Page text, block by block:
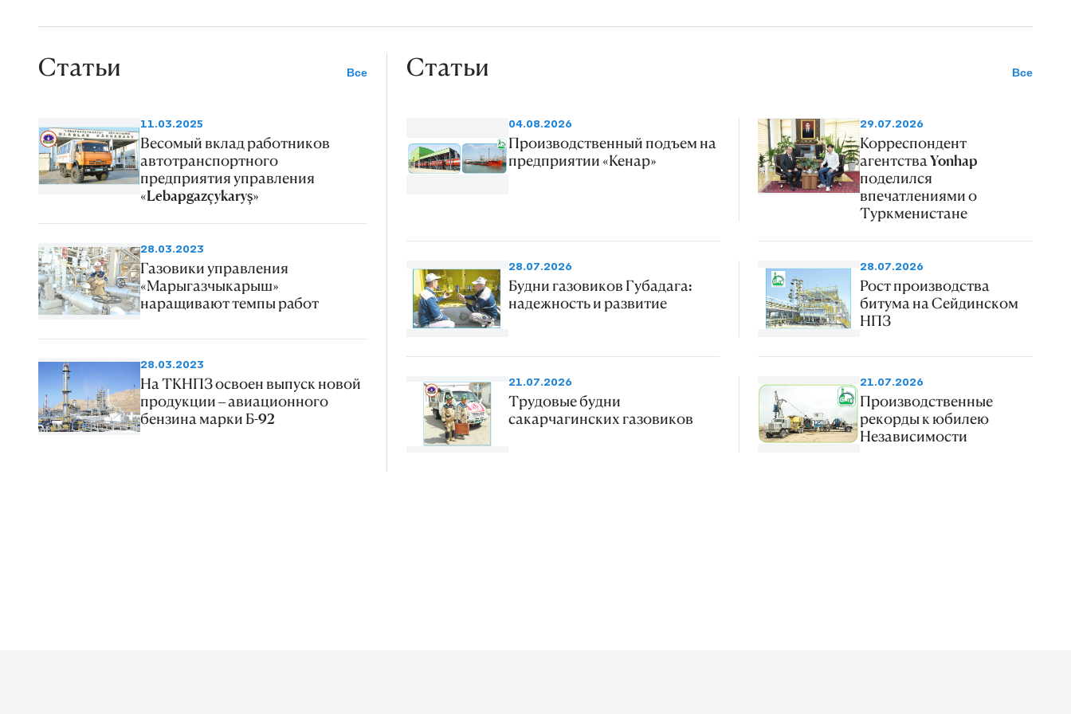
Статьи Все
11.03.2025
Весомый вклад работников
автотранспортного
предприятия управления
«Lebapgazçykaryş»
28.03.2023
Газовики управления
«Марыгазчыкарыш»
наращивают темпы работ
28.03.2023
На ТКНПЗ освоен выпуск новой
продукции – авиационного
бензина марки Б-92
Статьи Все
04.08.2026
Производственный подъем на
предприятии «Кенар»
29.07.2026
Корреспондент
агентства Yonhap
поделился
впечатлениями о
Туркменистане
28.07.2026
Будни газовиков Губадага:
надежность и развитие
28.07.2026
Рост производства
битума на Сейдинском
НПЗ
21.07.2026
Трудовые будни
сакарчагинских газовиков
21.07.2026
Производственные
рекорды к юбилею
Независимости